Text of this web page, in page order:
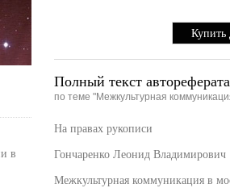
Купить
Полный текст
по теме "Межкультурная
На правах рукописи
Гончаренко Леонид Владимирович
Межкультурная коммуникация в
в